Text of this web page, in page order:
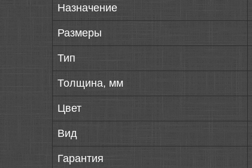
Назначение
Размеры
Тип
Толщина, мм
Цвет
Вид
Гарантия